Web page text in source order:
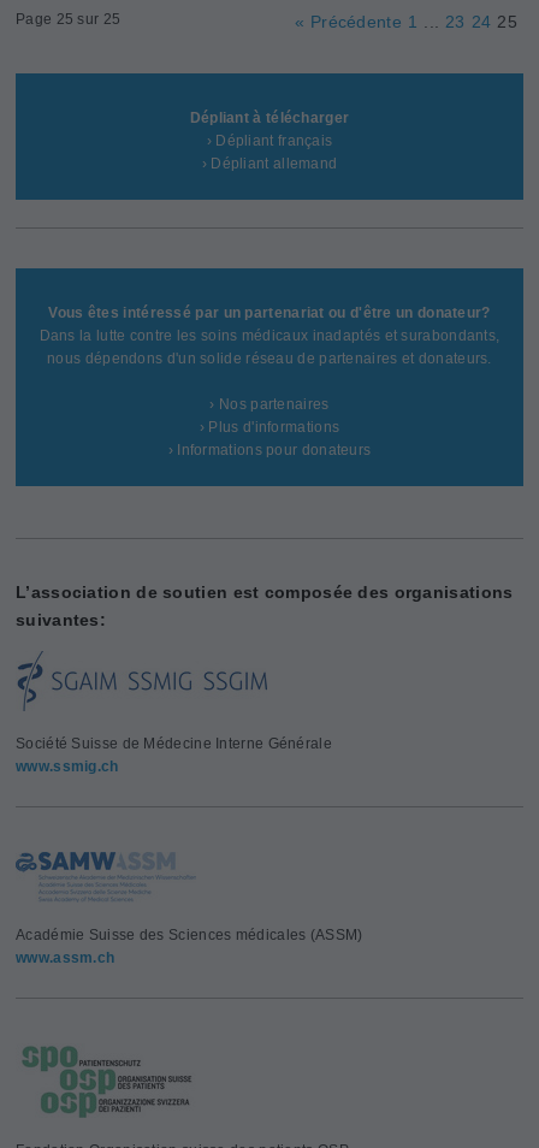
Page 25 sur 25 « Précédente 1 23 24 25
Dépliant à télécharger
› Dépliant français
› Dépliant allemand
Vous êtes intéressé par un partenariat ou d'être un donateur?
Dans la lutte contre les soins médicaux inadaptés et surabondants,
nous dépendons d'un solide réseau de partenaires et donateurs.
› Nos partenaires
› Plus d'informations
› Informations pour donateurs
L’association de soutien est composée des organisations
suivantes:
Société Suisse de Médecine Interne Générale
www.ssmig.ch
Académie Suisse des Sciences médicales (ASSM)
www.assm.ch